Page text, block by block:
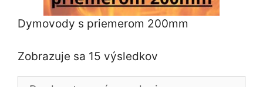
Dymovody s priemerom 200mm
Zobrazuje sa 15 výsledkov